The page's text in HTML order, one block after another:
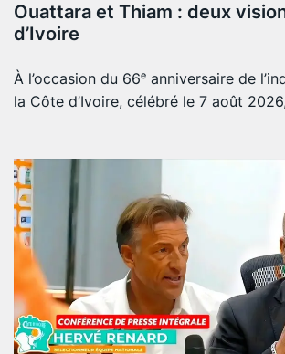
Ouattara et Thiam : deux
d’Ivoire
À l’occasion du 66ᵉ anniversaire de
la Côte d’Ivoire, célébré le 7 août